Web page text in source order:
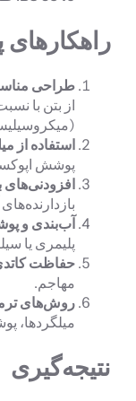
طراحی
از بتن با
استفاده از
پوشش
افزودنی‌های
آب‌بندی و
پلیمری یا
حفاظت
مهاجم.
روش‌های
میلگردها،
نتیجه‌گیری